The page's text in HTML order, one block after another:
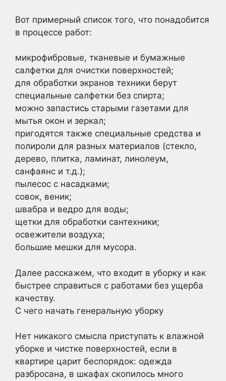
Вот примерный список того, что понадобится
в процессе работ:
микрофибровые, тканевые и бумажные
салфетки для очистки поверхностей;
для обработки экранов техники берут
специальные салфетки без спирта;
можно запастись старыми газетами для
мытья окон и зеркал;
пригодятся также специальные средства и
полироли для разных материалов (стекло,
дерево, плитка, ламинат, линолеум,
санфаянс и т.д.);
пылесос с насадками;
совок, веник;
швабра и ведро для воды;
щетки для обработки сантехники;
освежители воздуха;
большие мешки для мусора.
Далее расскажем, что входит в уборку и как
быстрее справиться с работами без ущерба
качеству.
С чего начать генеральную уборку
Нет никакого смысла приступать к влажной
уборке и чистке поверхностей, если в
квартире царит беспорядок: одежда
разбросана, в шкафах скопилось много